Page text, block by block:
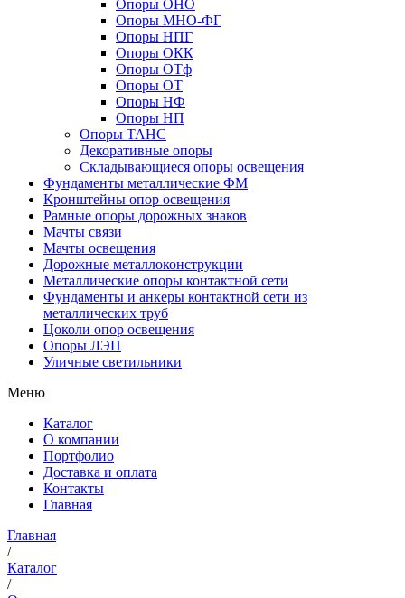
Опоры ОНО
Опоры МНО-ФГ
Опоры НПГ
Опоры ОКК
Опоры ОТф
Опоры ОТ
Опоры НФ
Опоры НП
Опоры ТАНС
Декоративные опоры
Складывающиеся опоры освещения
Фундаменты металлические ФМ
Кронштейны опор освещения
Рамные опоры дорожных знаков
Мачты связи
Мачты освещения
Дорожные металлоконструкции
Металлические опоры контактной сети
Фундаменты и анкеры контактной сети из
металлических труб
Цоколи опор освещения
Опоры ЛЭП
Уличные светильники
Меню
Каталог
О компании
Портфолио
Доставка и оплата
Контакты
Главная
Главная
/
Каталог
/